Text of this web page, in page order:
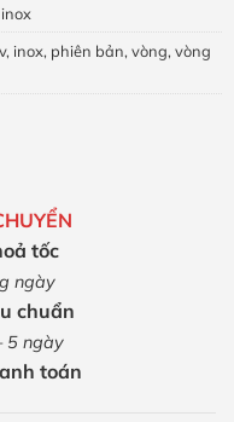
, inox, phiên bản, vòng, vòng
tốc
ngày
chuẩn
5 ngày
toán